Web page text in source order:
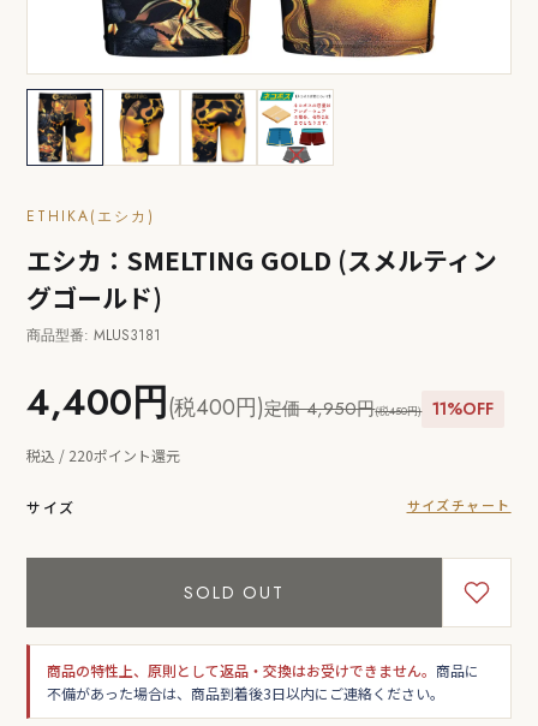
ETHIKA(エシカ)
エシカ：SMELTING GOLD (スメルティン
グゴールド)
商品型番: MLUS3181
4,400円(税400円)定価 4,950円(税450円) 11%OFF
税込 / 220ポイント還元
サイズ サイズチャート
SOLD OUT
商品の特性上、原則として返品・交換はお受けできません。商品に
不備があった場合は、商品到着後3日以内にご連絡ください。